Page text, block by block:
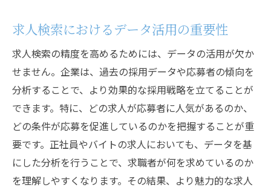
求人検索におけるデータ活用の重要性
求人検索の精度を高めるためには、データの活用が欠か
せません。企業は、過去の採用データや応募者の傾向を
分析することで、より効果的な採用戦略を立てることが
できます。特に、どの求人が応募者に人気があるのか、
どの条件が応募を促進しているのかを把握することが重
要です。正社員やバイトの求人においても、データを基
にした分析を行うことで、求職者が何を求めているのか
を理解しやすくなります。その結果、より魅力的な求人